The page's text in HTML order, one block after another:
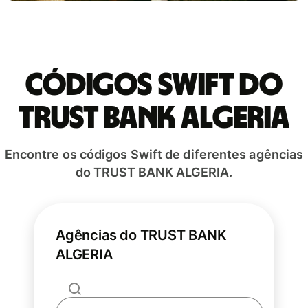
Códigos Swift do
TRUST BANK ALGERIA
Encontre os códigos Swift de diferentes agências
do TRUST BANK ALGERIA.
Agências do TRUST BANK
ALGERIA